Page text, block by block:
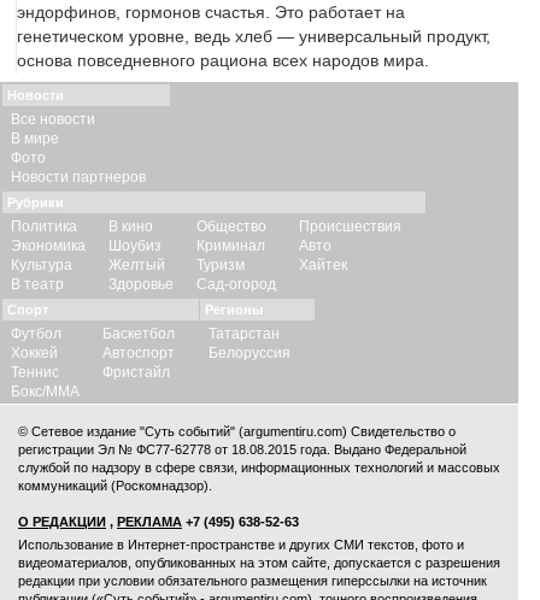
эндорфинов, гормонов счастья. Это работает на
генетическом уровне, ведь хлеб — универсальный продукт,
основа повседневного рациона всех народов мира.
Новости
Все новости
В мире
Фото
Новости партнеров
Рубрики
Политика
Экономика
Культура
В театр
В кино
Шоубиз
Желтый
Здоровье
Общество
Криминал
Туризм
Сад-огород
Происшествия
Авто
Хайтек
Спорт
Футбол
Хоккей
Теннис
Бокс/ММА
Баскетбол
Автоспорт
Фристайл
Регионы
Татарстан
Белоруссия
© Сетевое издание "Суть событий" (argumentiru.com) Свидетельство о
регистрации Эл № ФС77-62778 от 18.08.2015 года. Выдано Федеральной
службой по надзору в сфере связи, информационных технологий и массовых
коммуникаций (Роскомнадзор).
О РЕДАКЦИИ , РЕКЛАМА +7 (495) 638-52-63
Использование в Интернет-пространстве и других СМИ текстов, фото и
видеоматериалов, опубликованных на этом сайте, допускается с разрешения
редакции при условии обязательного размещения гиперссылки на источник